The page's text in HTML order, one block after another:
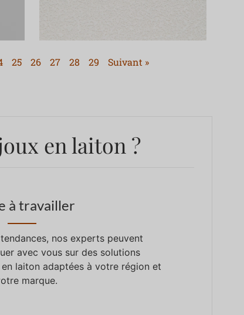
25 26 27 28 29 Suivant »
en laiton ?
à travailler
nos experts peuvent
avec vous sur des solutions
laiton adaptées à votre région et
marque.